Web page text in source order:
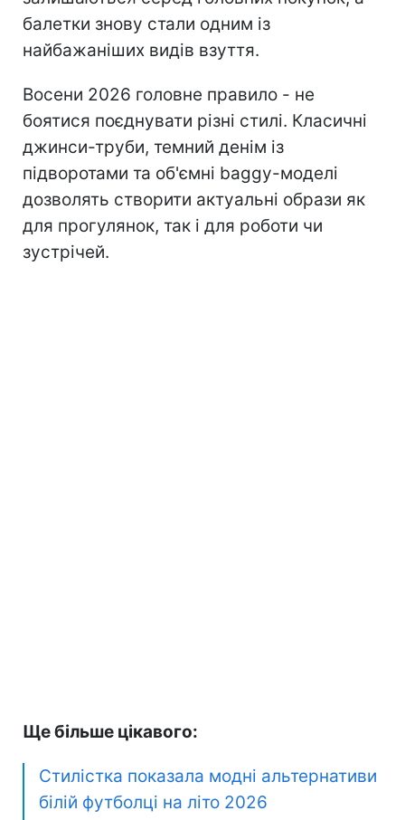
балетки знову стали одним із
найбажаніших видів взуття.
Восени 2026 головне правило - не
боятися поєднувати різні стилі. Класичні
джинси-труби, темний денім із
підворотами та об'ємні baggy-моделі
дозволять створити актуальні образи як
для прогулянок, так і для роботи чи
зустрічей.
Ще більше цікавого:
Стилістка показала модні альтернативи
білій футболці на літо 2026